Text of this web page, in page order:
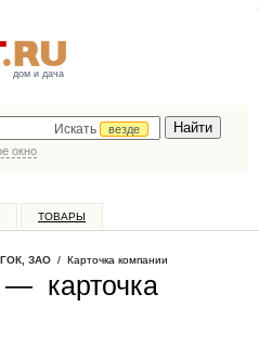
дом и дача
Искать
везде
окно
ТОВАРЫ
ЗАО / Карточка компании
карточка